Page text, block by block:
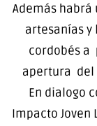
Además
artesanías
cordobés a
apertura del
En dialogo
Impacto Joven